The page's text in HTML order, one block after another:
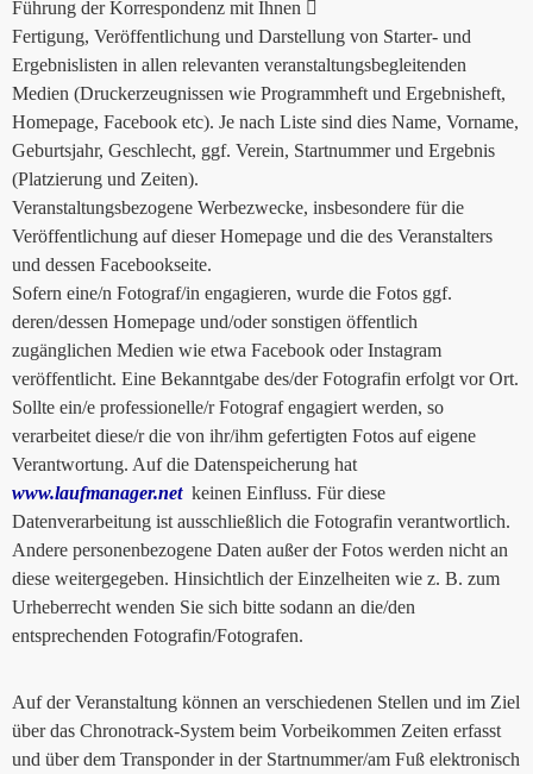
Führung der Korrespondenz mit Ihnen 
Fertigung, Veröffentlichung und Darstellung von Starter- und
Ergebnislisten in allen relevanten veranstaltungsbegleitenden
Medien (Druckerzeugnissen wie Programmheft und Ergebnisheft,
Homepage, Facebook etc). Je nach Liste sind dies Name, Vorname,
Geburtsjahr, Geschlecht, ggf. Verein, Startnummer und Ergebnis
(Platzierung und Zeiten).
Veranstaltungsbezogene Werbezwecke, insbesondere für die
Veröffentlichung auf dieser Homepage und die des Veranstalters
und dessen Facebookseite.
Sofern eine/n Fotograf/in engagieren, wurde die Fotos ggf.
deren/dessen Homepage und/oder sonstigen öffentlich
zugänglichen Medien wie etwa Facebook oder Instagram
veröffentlicht. Eine Bekanntgabe des/der Fotografin erfolgt vor Ort.
Sollte ein/e professionelle/r Fotograf engagiert werden, so
verarbeitet diese/r die von ihr/ihm gefertigten Fotos auf eigene
Verantwortung. Auf die Datenspeicherung hat
www.laufmanager.netkeinen Einfluss. Für diese
Datenverarbeitung ist ausschließlich die Fotografin verantwortlich.
Andere personenbezogene Daten außer der Fotos werden nicht an
diese weitergegeben. Hinsichtlich der Einzelheiten wie z. B. zum
Urheberrecht wenden Sie sich bitte sodann an die/den
entsprechenden Fotografin/Fotografen.
Auf der Veranstaltung können an verschiedenen Stellen und im Ziel
über das Chronotrack-System beim Vorbeikommen Zeiten erfasst
und über dem Transponder in der Startnummer/am Fuß elektronisch